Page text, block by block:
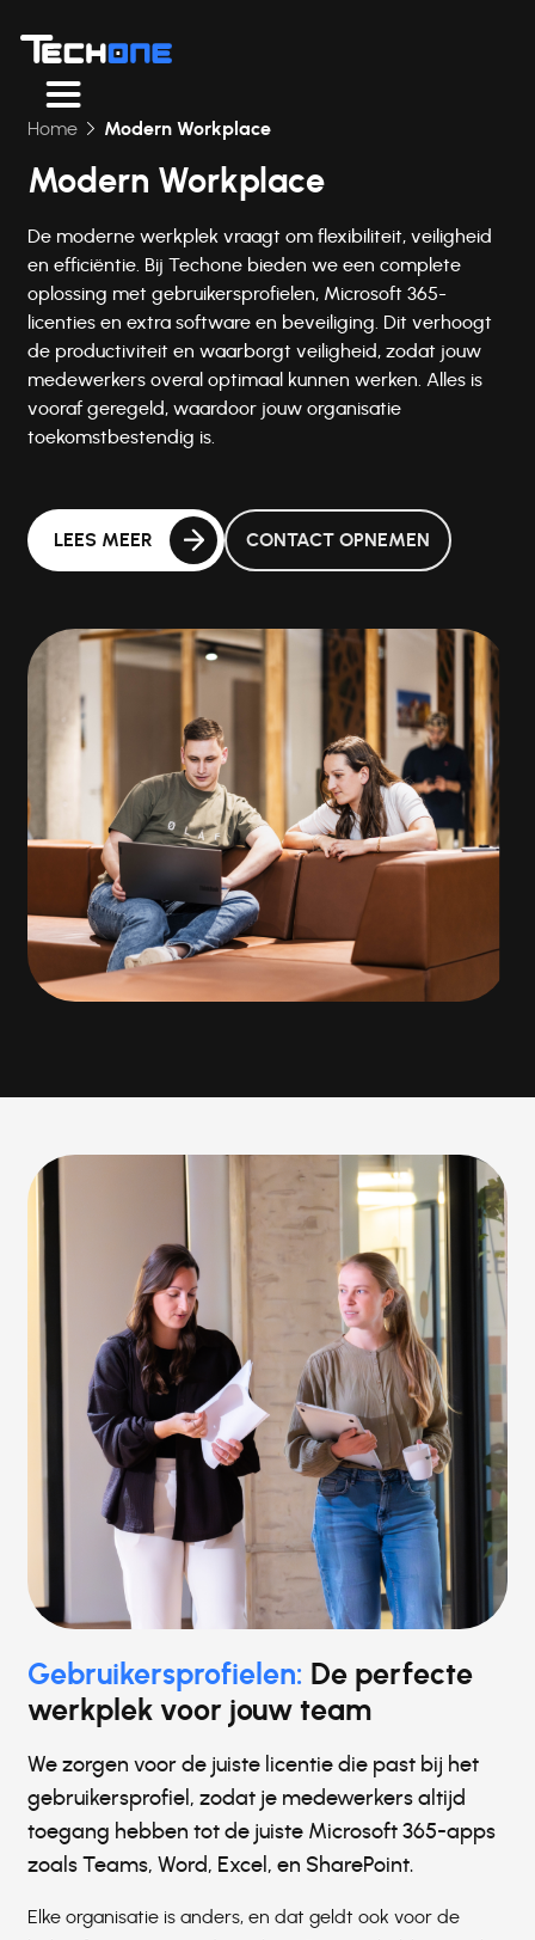
Home Modern Workplace
Modern Workplace
De moderne werkplek vraagt om flexibiliteit, veiligheid
en efficiëntie. Bij Techone bieden we een complete
oplossing met gebruikersprofielen, Microsoft 365-
licenties en extra software en beveiliging. Dit verhoogt
de productiviteit en waarborgt veiligheid, zodat jouw
medewerkers overal optimaal kunnen werken. Alles is
vooraf geregeld, waardoor jouw organisatie
toekomstbestendig is.
LEES MEER CONTACT OPNEMEN
Gebruikersprofielen: De perfecte
werkplek voor jouw team
We zorgen voor de juiste licentie die past bij het
gebruikersprofiel, zodat je medewerkers altijd
toegang hebben tot de juiste Microsoft 365-apps
zoals Teams, Word, Excel, en SharePoint.
Elke organisatie is anders, en dat geldt ook voor de